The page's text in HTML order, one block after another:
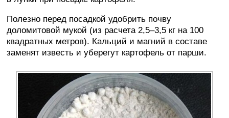
Полезно перед посадкой удобрить почву
доломитовой мукой (из расчета 2,5–3,5 кг на 100
квадратных метров). Кальций и магний в составе
заменят известь и уберегут картофель от парши.